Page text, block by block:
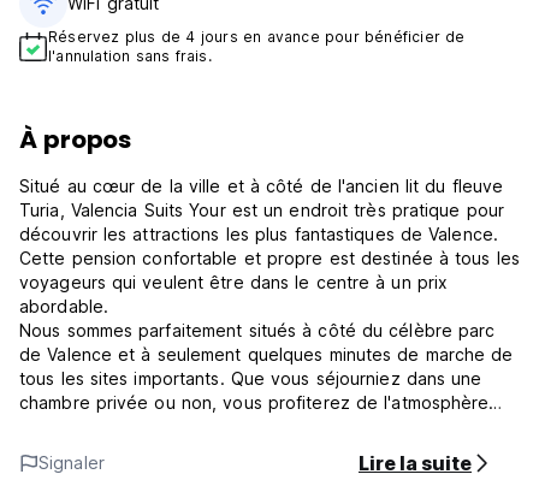
Réservez plus de 4 jours en avance pour bénéficier de
l'annulation sans frais.
À propos
Situé au cœur de la ville et à côté de l'ancien lit du fleuve
Turia, Valencia Suits Your est un endroit très pratique pour
découvrir les attractions les plus fantastiques de Valence.
Cette pension confortable et propre est destinée à tous les
voyageurs qui veulent être dans le centre à un prix
abordable.
Nous sommes parfaitement situés à côté du célèbre parc
de Valence et à seulement quelques minutes de marche de
tous les sites importants. Que vous séjourniez dans une
chambre privée ou non, vous profiterez de l'atmosphère
communs confortables vous permettront de rencontrer
facilement des voyageurs du monde entier.
Signaler Lire la suite